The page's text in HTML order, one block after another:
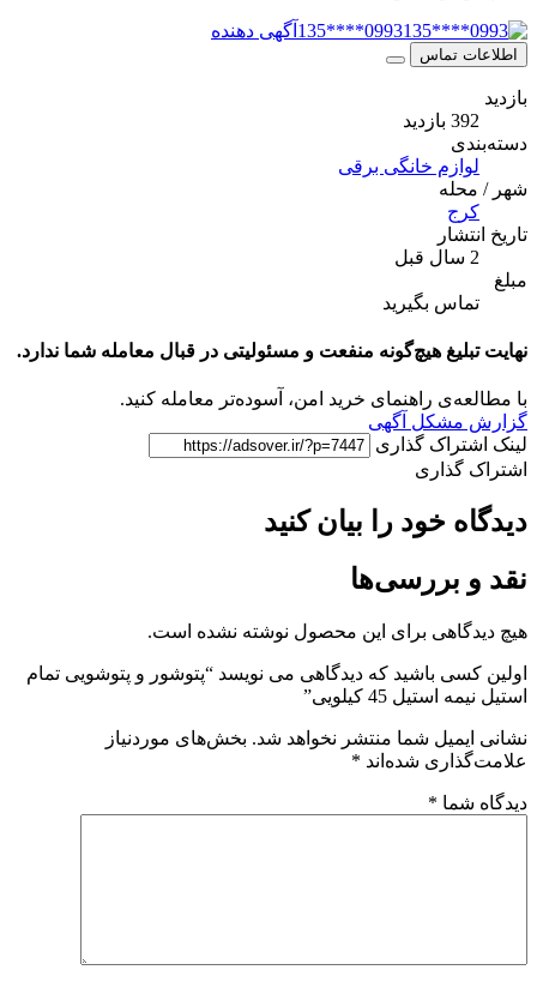
0993****135 آگهی دهنده
اطلاعات تماس
بازدید
392 بازدید
دسته‌بندی
لوازم خانگی برقی
شهر / محله
کرج
تاریخ انتشار
2 سال قبل
مبلغ
تماس بگیرید
نهایت تبلیغ هیچ‌گونه منفعت و مسئولیتی در قبال معامله شما ندارد.
با مطالعه‌ی راهنمای خرید امن، آسوده‌تر معامله کنید.
گزارش مشکل آگهی
لینک اشتراک گذاری
اشتراک گذاری
دیدگاه خود را بیان کنید
نقد و بررسی‌ها
هیچ دیدگاهی برای این محصول نوشته نشده است.
اولین کسی باشید که دیدگاهی می نویسد “پتوشور و پتوشویی تمام
استیل نیمه استیل 45 کیلویی”
نشانی ایمیل شما منتشر نخواهد شد. بخش‌های موردنیاز
علامت‌گذاری شده‌اند *
دیدگاه شما *